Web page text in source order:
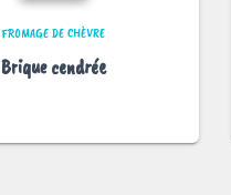
FROMAGE DE CHÈVRE
Brique cendrée